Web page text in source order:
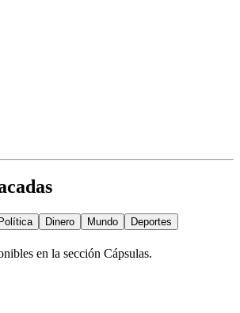
Política Dinero Mundo
Deportes
en la sección Cápsulas.